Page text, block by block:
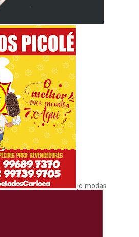
jo modas